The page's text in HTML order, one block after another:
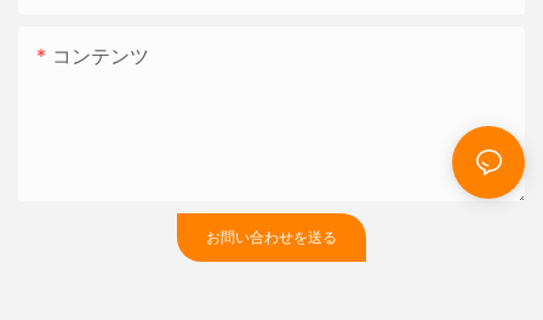
コンテンツ
お問い合わせを送る